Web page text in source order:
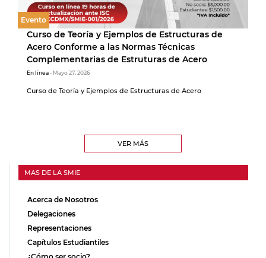
Evento
Curso de Teoría y Ejemplos de Estructuras de
Acero Conforme a las Normas Técnicas
Complementarias de Estruturas de Acero
En línea- Mayo 27, 2026
Curso de Teoría y Ejemplos de Estructuras de Acero
VER MÁS
MAS DE LA SMIE
Acerca de Nosotros
Delegaciones
Representaciones
Capítulos Estudiantiles